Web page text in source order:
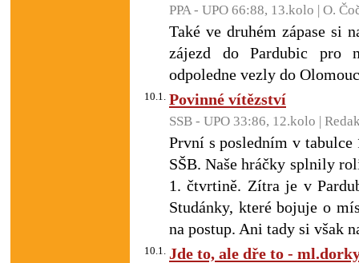
PPA - UPO 66:88, 13.kolo | O.
Také ve druhém zápase si
zájezd do Pardubic pro
odpoledne vezly do
10.1. Povinné vítězství
SSB - UPO 33:86, 12.kolo |
První s posledním v tabulce
SŠB. Naše hráčky splnily
1. čtvrtině. Zítra je v
Studánky, které bojuje o
na postup. Ani tady si však
10.1. Jde to, ale dře to -